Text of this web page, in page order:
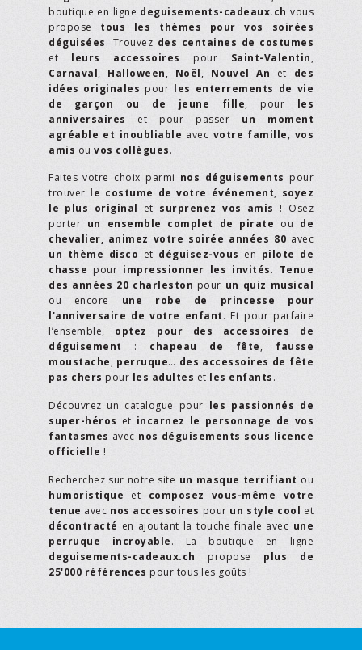
boutique en ligne deguisements-cadeaux.ch vous
propose tous les thèmes pour vos soirées
déguisées. Trouvez des centaines de costumes
et leurs accessoires pour Saint-Valentin,
Carnaval, Halloween, Noël, Nouvel An et des
idées originales pour les enterrements de vie
de garçon ou de jeune fille, pour les
anniversaires et pour passer un moment
agréable et inoubliable avec votre famille, vos
amis ou vos collègues.
Faites votre choix parmi nos déguisements pour
trouver le costume de votre événement, soyez
le plus original et surprenez vos amis ! Osez
porter un ensemble complet de pirate ou de
chevalier, animez votre soirée années 80 avec
un thème disco et déguisez-vous en pilote de
chasse pour impressionner les invités. Tenue
des années 20 charleston pour un quiz musical
ou encore une robe de princesse pour
l'anniversaire de votre enfant. Et pour parfaire
l’ensemble, optez pour des accessoires de
déguisement : chapeau de fête, fausse
moustache, perruque… des accessoires de fête
pas chers pour les adultes et les enfants.
Découvrez un catalogue pour les passionnés de
super-héros et incarnez le personnage de vos
fantasmes avec nos déguisements sous licence
officielle !
Recherchez sur notre site un masque terrifiant ou
humoristique et composez vous-même votre
tenue avec nos accessoires pour un style cool et
décontracté en ajoutant la touche finale avec une
perruque incroyable. La boutique en ligne
deguisements-cadeaux.ch propose plus de
25'000 références pour tous les goûts !